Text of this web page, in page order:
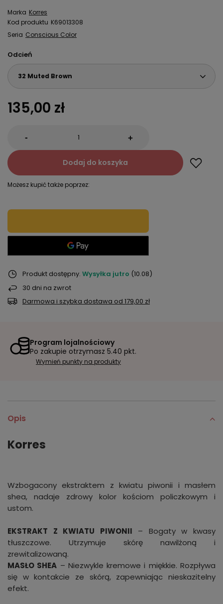
Marka Korres
Kod produktu K69013308
Seria Conscious Color
Odcień
32 Muted Brown
135,00 zł
- +
Dodaj do koszyka
Możesz kupić także poprzez:
Produkt dostępny Wysyłka jutro (10.08)
30 dni na zwrot
Darmowa i szybka dostawa od 179,00 zł
Program lojalnościowy
Po zakupie otrzymasz 5.40 pkt.
Wymień punkty na produkty
Opis
Korres
Wzbogacony ekstraktem z kwiatu piwonii i masłem
shea, nadaje zdrowy kolor kościom policzkowym i
ustom.
EKSTRAKT Z KWIATU PIWONII – Bogaty w kwasy
tłuszczowe. Utrzymuje skórę nawilżoną i
zrewitalizowaną.
MASŁO SHEA – Niezwykle kremowe i miękkie. Rozpływa
się w kontakcie ze skórą, zapewniając nieskazitelny
efekt.